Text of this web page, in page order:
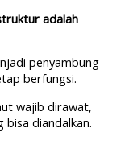
adalah
penyambung
berfungsi.
wajib dirawat,
diandalkan.